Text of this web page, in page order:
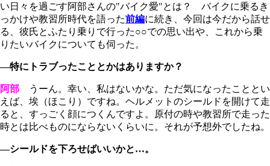
い日々を過ごす阿部さんの"バイク愛"とは？ バイクに乗るき
っかけや教習所時代を語った前編に続き、今回は今だから話せ
る、彼氏とふたり乗りで行った○○での思い出や、これから乗
りたいバイクについても伺った。
―特にトラブったこととかはありますか？
阿部 うーん。幸い、私はないかな。ただ気になったこととい
えば、埃（ほこり）ですね。ヘルメットのシールドを開けて走
ると、すっごく顔につくんですよ。原付の時や教習所で走った
時とは比べものにならないくらいに。それが予想外でしたね。
―シールドを下ろせばいいかと…。